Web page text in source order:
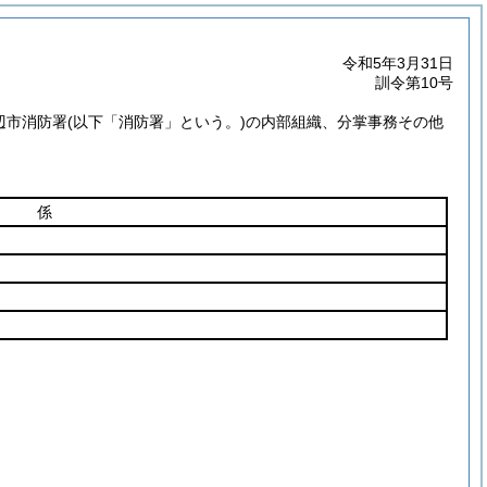
令和5年3月31日
訓令第10号
市消防署(以下「消防署」という。)の内部組織、分掌事務その他
係